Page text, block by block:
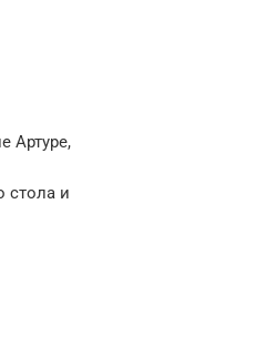
Артуре,
стола и